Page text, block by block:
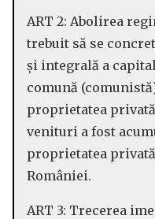
ART 2: Abolirea
trebuit să se
și integrală a
comună
proprietatea
venituri a fost
proprietatea
României.
ART 3: Trecerea